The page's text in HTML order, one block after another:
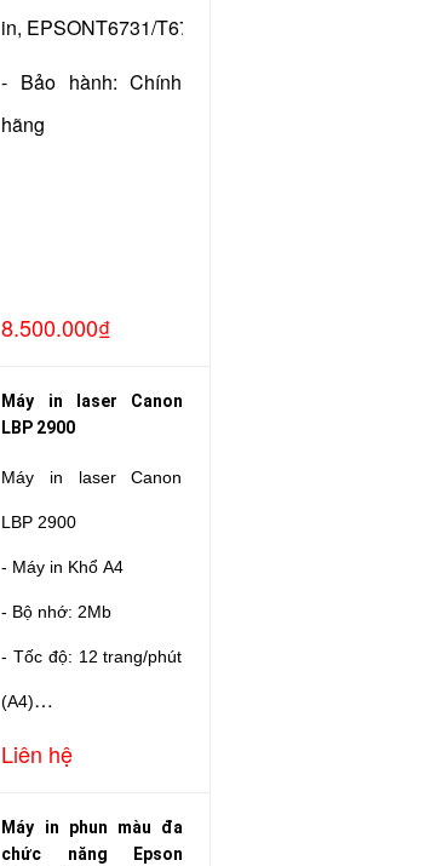
in, EPSONT6731/T6732/T6733/T6734/T6735/T6736
- Bảo hành: Chính
hãng
8.500.000₫
Máy in laser Canon
LBP 2900
Máy in laser Canon
LBP 2900
- Máy in Khổ A4
- Bộ nhớ: 2Mb
- Tốc độ: 12 trang/phút
(A4)
- In đảo mặt : Không
600 dpi
Liên hệ
Máy in phun màu đa
chức năng Epson